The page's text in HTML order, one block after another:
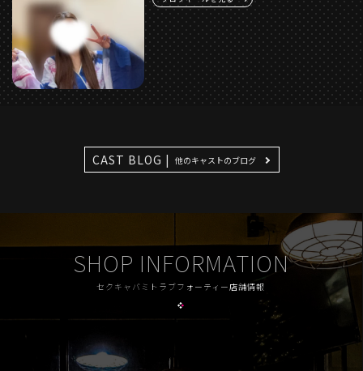
CAST BLOG | 他のキャストのブログ
SHOP INFORMATION
セクキャバミトラブフォーティー店舗情報